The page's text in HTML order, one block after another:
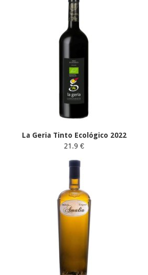
La Geria Tinto Ecológico 2022
21.9 €